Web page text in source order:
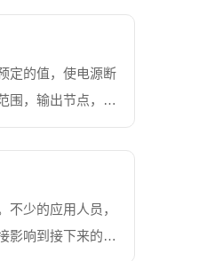
定的值，使电源断
围，输出节点，当
使用后（1-5年左
少的应用人员，
影响到接下来的使